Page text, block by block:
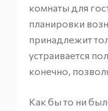
комнаты для
планировки
принадлежит
устраивается
конечно,
Как бы то ни